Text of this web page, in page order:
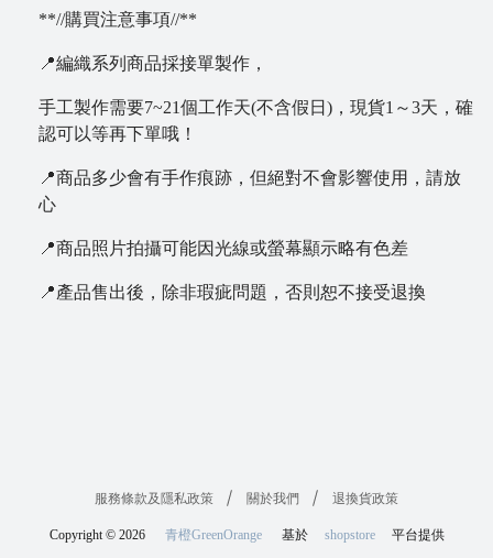
**//購買注意事項//**
📍編織系列商品採接單製作，
手工製作需要7~21個工作天(不含假日)，現貨1～3天，確
認可以等再下單哦！
📍商品多少會有手作痕跡，但絕對不會影響使用，請放
心
📍商品照片拍攝可能因光線或螢幕顯示略有色差
📍產品售出後，除非瑕疵問題，否則恕不接受退換
服務條款及隱私政策 關於我們 退換貨政策
Copyright © 2026 青橙GreenOrange 基於 shopstore 平台提供